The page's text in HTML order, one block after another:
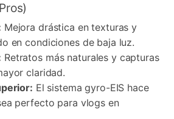
Mejora drástica en texturas y
en condiciones de baja luz.
Retratos más naturales y capturas
claridad.
El sistema gyro-EIS hace
perfecto para vlogs en